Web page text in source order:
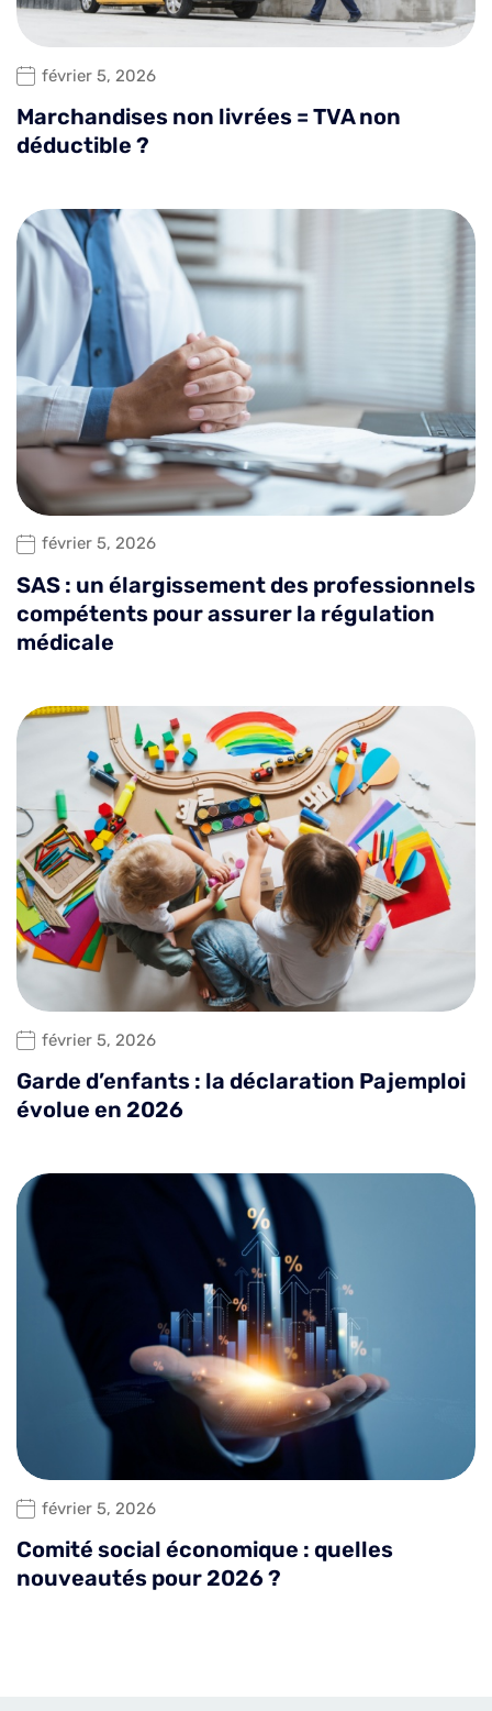
février 5, 2026
Marchandises non livrées = TVA non
déductible ?
février 5, 2026
SAS : un élargissement des professionnels
compétents pour assurer la régulation
médicale
février 5, 2026
Garde d’enfants : la déclaration Pajemploi
évolue en 2026
février 5, 2026
Comité social économique : quelles
nouveautés pour 2026 ?